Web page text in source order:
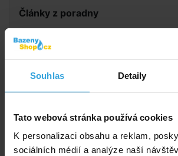
Souhlas Detaily
Tato webová stránka používá cookies
K personalizaci obsahu a reklam,
sociálních médií a analýze naší
Články z poradny
Jaké jsou výhody bazénů s
Jakou filtraci k těmto bazénům
stěnou zvolit?
zimu venku?
Výrobce: INET INterEkoTechnik spol. s r. o.,